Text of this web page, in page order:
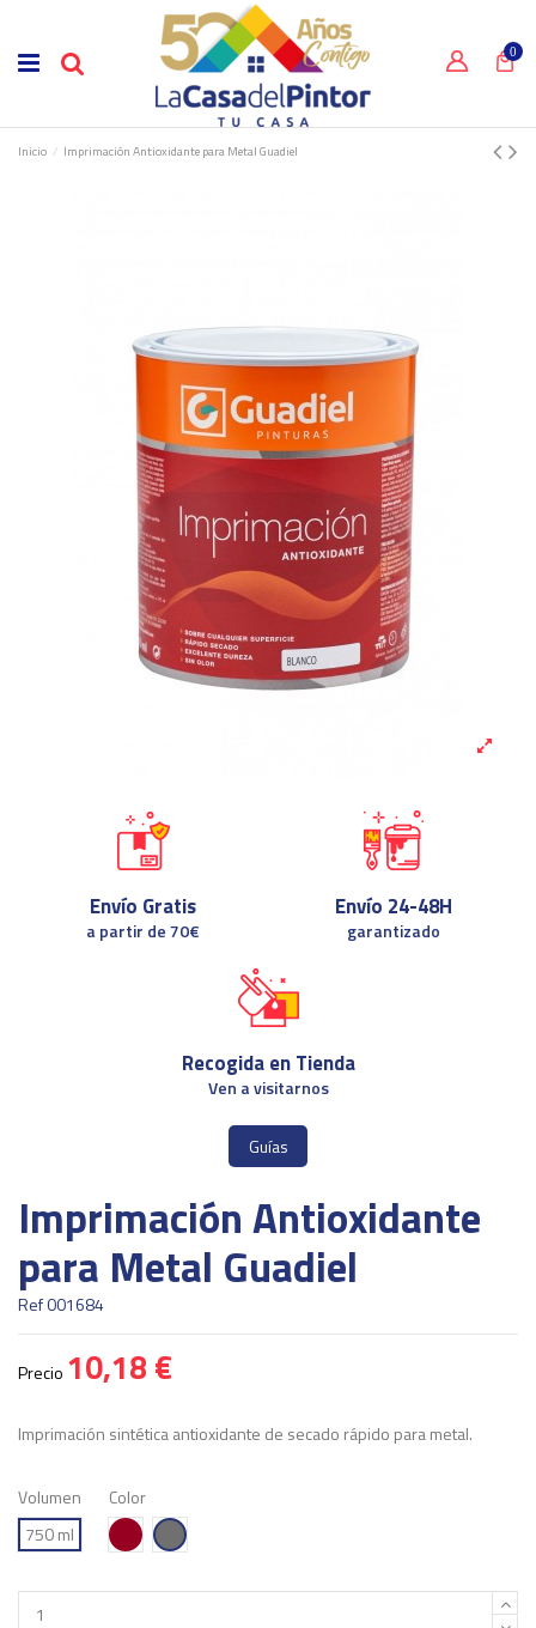
0
Inicio Imprimación Antioxidante para Metal Guadiel
Imprimación Antioxidante
para Metal Guadiel
Ref001684
Precio 10,18 €
Imprimación sintética antioxidante de secado rápido para metal.
Volumen
750 ml
Color
Rojo
Gris
Envío Gratis
a partir de 70€
Recogida en Tienda
Ven a visitarnos
Envío 24-48H
garantizado
Guías